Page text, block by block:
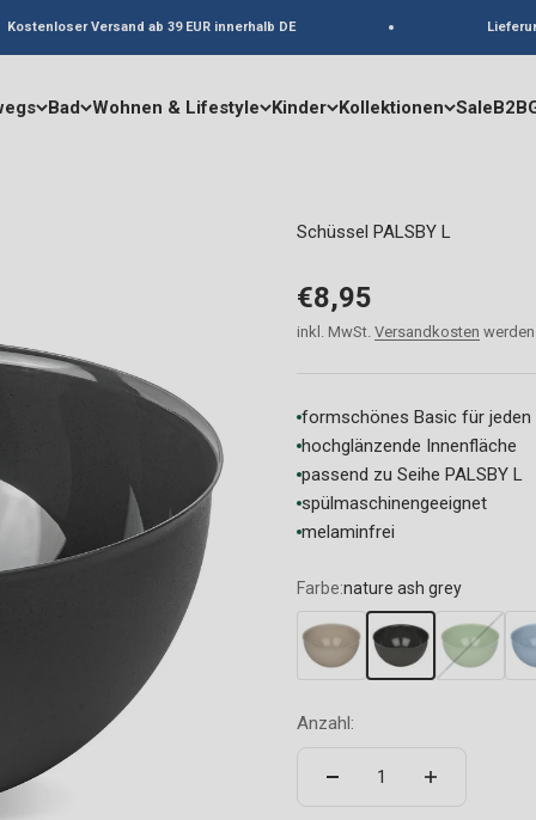
Versand ab 39 EUR innerhalb DE
Bad Wohnen & Lifestyle Kinder Kollektionen SaleB2B
Schüssel PALSBY L
Angebot
€8,95
inkl. MwSt. Versandkosten
formschönes Basic für jeden
hochglänzende Innenfläche
passend zu Seihe PALSBY L
spülmaschinengeeignet
melaminfrei
Farbe:nature ash grey
Anzahl: